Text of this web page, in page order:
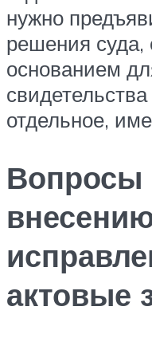
нужно
решения суда,
основанием
отдельное,
Вопросы
актовые